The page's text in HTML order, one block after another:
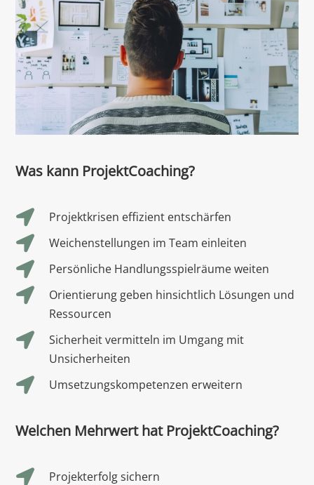
Was kann ProjektCoaching?
 Projektkrisen effizient entschärfen
 Weichenstellungen im Team einleiten
 Persönliche Handlungsspielräume weiten

Orientierung geben hinsichtlich Lösungen und
Ressourcen

Sicherheit vermitteln im Umgang mit
Unsicherheiten
 Umsetzungskompetenzen erweitern
Welchen Mehrwert hat ProjektCoaching?
 Projekterfolg sichern